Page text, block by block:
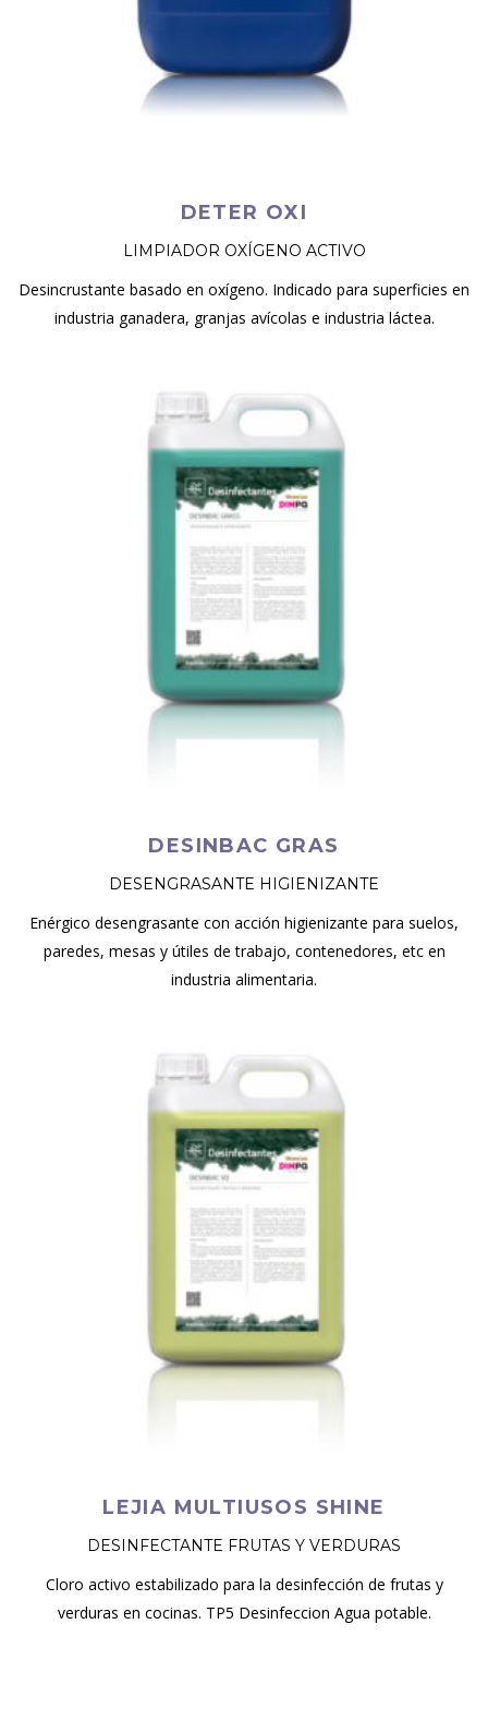
DETER OXI
LIMPIADOR OXÍGENO ACTIVO
Desincrustante basado en oxígeno. Indicado para superficies en
industria ganadera, granjas avícolas e industria láctea.
DESINBAC GRAS
DESENGRASANTE HIGIENIZANTE
Enérgico desengrasante con acción higienizante para suelos,
paredes, mesas y útiles de trabajo, contenedores, etc en
industria alimentaria.
LEJIA MULTIUSOS SHINE
DESINFECTANTE FRUTAS Y VERDURAS
Cloro activo estabilizado para la desinfección de frutas y
verduras en cocinas. TP5 Desinfeccion Agua potable.